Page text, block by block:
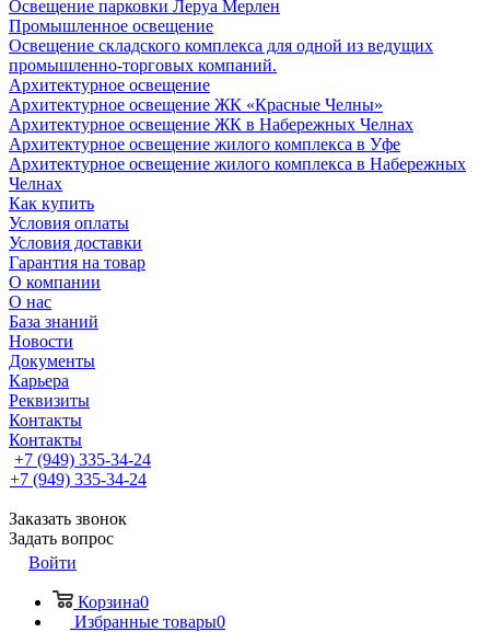
Освещение парковки Леруа Мерлен
Промышленное освещение
Освещение складского комплекса для одной из ведущих
промышленно-торговых компаний.
Архитектурное освещение
Архитектурное освещение ЖК «Красные Челны»
Архитектурное освещение ЖК в Набережных Челнах
Архитектурное освещение жилого комплекса в Уфе
Архитектурное освещение жилого комплекса в Набережных
Челнах
Как купить
Условия оплаты
Условия доставки
Гарантия на товар
О компании
О нас
База знаний
Новости
Документы
Карьера
Реквизиты
Контакты
Контакты
+7 (949) 335-34-24
+7 (949) 335-34-24
Заказать звонок
Задать вопрос
Войти
Корзина0
Избранные товары0